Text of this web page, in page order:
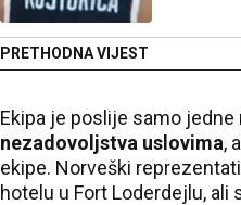
PRETHODNA VIJEST
Ekipa je poslije samo
nezadovoljstva uslovima,
ekipe. Norveški
hotelu u Fort Loderdejlu,